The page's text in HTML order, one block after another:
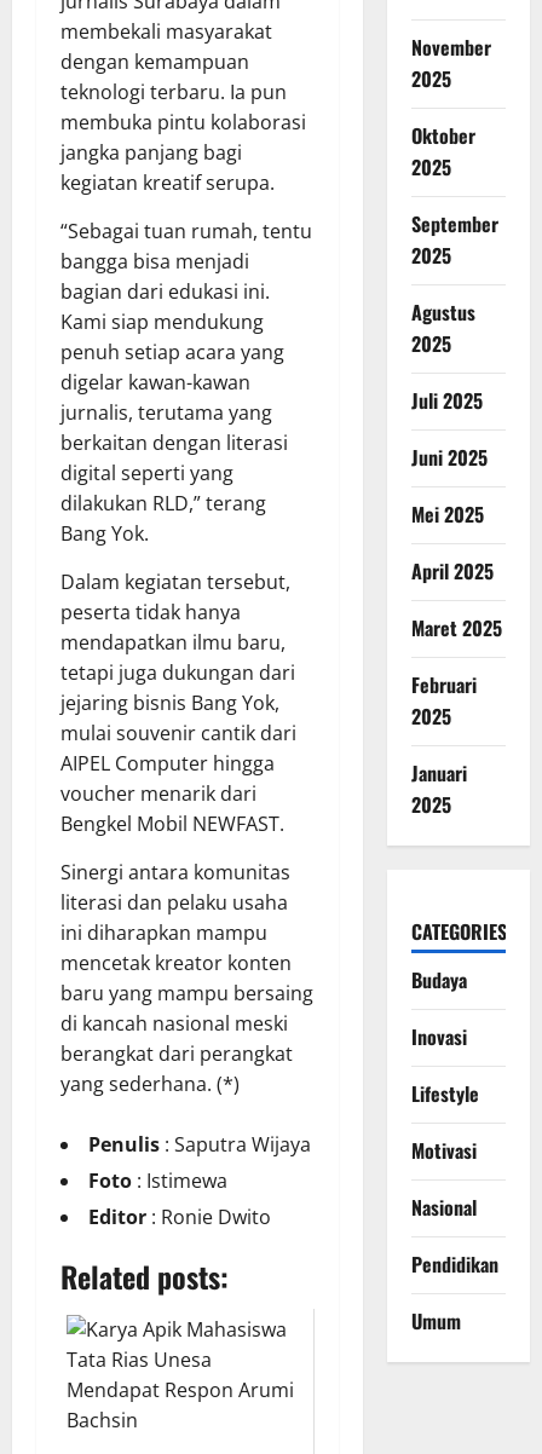
membekali masyarakat
dengan kemampuan
teknologi terbaru. Ia pun
membuka pintu kolaborasi
jangka panjang bagi
kegiatan kreatif serupa.
“Sebagai tuan rumah, tentu
bangga bisa menjadi
bagian dari edukasi ini.
Kami siap mendukung
penuh setiap acara yang
digelar kawan-kawan
jurnalis, terutama yang
berkaitan dengan literasi
digital seperti yang
dilakukan RLD,” terang
Bang Yok.
Dalam kegiatan tersebut,
peserta tidak hanya
mendapatkan ilmu baru,
tetapi juga dukungan dari
jejaring bisnis Bang Yok,
mulai souvenir cantik dari
AIPEL Computer hingga
voucher menarik dari
Bengkel Mobil NEWFAST.
Sinergi antara komunitas
literasi dan pelaku usaha
ini diharapkan mampu
mencetak kreator konten
baru yang mampu bersaing
di kancah nasional meski
berangkat dari perangkat
yang sederhana. (*)
Penulis : Saputra Wijaya
Foto : Istimewa
Editor : Ronie Dwito
Related posts:
November
2025
Oktober
2025
September
2025
Agustus
2025
Juli 2025
Juni 2025
Mei 2025
April 2025
Maret 2025
Februari
2025
Januari
2025
CATEGORIES
Budaya
Inovasi
Lifestyle
Motivasi
Nasional
Pendidikan
Umum